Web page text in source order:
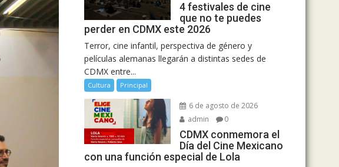
4 festivales de cine
que no te puedes
perder en CDMX este 2026
Terror, cine infantil, perspectiva de género y
películas alemanas llegarán a distintas sedes de
CDMX entre...
Cultura Principal
6 de agosto de 2026
admin
0
CDMX conmemora el
Día del Cine Mexicano
con una función especial de Lola